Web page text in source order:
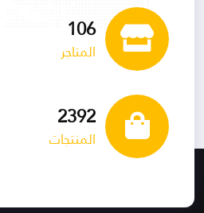
113
المتاجر
2534
المنتجات